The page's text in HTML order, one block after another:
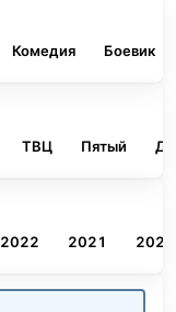
Комедия Боевик
ТВЦ Пятый
2022 2021 2020